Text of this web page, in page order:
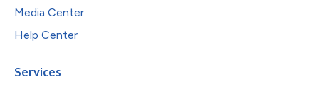
Media Center
Help Center
Services